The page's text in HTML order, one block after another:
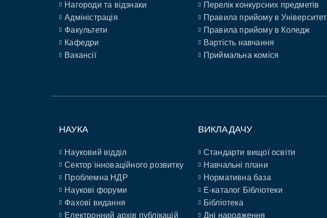
Нагороди та відзнаки
Адміністрація
Факультети
Кафедри
Вакансії
Перелік конкурсних предметів
Правила прийому в Університет
Правила прийому в Коледж
Вартість навчання
Приймальна коміся
НАУКА
Науковий відділ
Сектор інноваційного розвитку
Проблемна НДР
Наукові форуми
Фахові видання
Електронний архів публікацій
ВИКЛАДАЧУ
Стандарти вищої освіти
Навчальні плани
Нормативна база
E-каталог Бібліотеки
Бібліотека
Дні народження